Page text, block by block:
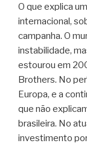
O que explica
internacional,
campanha. O
instabilidade,
estourou em
Brothers. No
Europa, e a
que não
brasileira. No
investimento